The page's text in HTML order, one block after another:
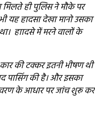
मिलते ही पुलिस ने मौके पर
यह हादसा देखा मानो उसका
हाादसे में मरने वालों के
कार की टक्कर इतनी भीषण थी
पासिंग की है। और इसका
के आधार पर जांच शुरू कर